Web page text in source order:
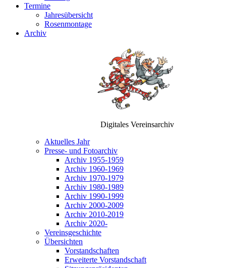
Termine
Jahresübersicht
Rosenmontage
Archiv
Digitales Vereinsarchiv
Aktuelles Jahr
Presse- und Fotoarchiv
Archiv 1955-1959
Archiv 1960-1969
Archiv 1970-1979
Archiv 1980-1989
Archiv 1990-1999
Archiv 2000-2009
Archiv 2010-2019
Archiv 2020-
Vereinsgeschichte
Übersichten
Vorstandschaften
Erweiterte Vorstandschaft